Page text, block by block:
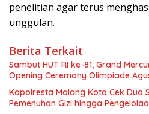
penelitian agar terus
unggulan.
Berita Terkait
Sambut HUT RI ke-81, Grand
Opening Ceremony Olimpiade
Kapolresta Malang Kota Cek Dua
Pemenuhan Gizi hingga